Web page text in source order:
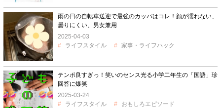
雨の日の自転車送迎で最強のカッパはコレ！顔が濡れない、
曇りにくい、男女兼用
2025-04-03
ライフスタイル
家事・ライフハック
テンポ良すぎっ！笑いのセンス光る小学二年生の「国語」珍
回答に爆笑
2025-03-24
ライフスタイル
おもしろエピソード